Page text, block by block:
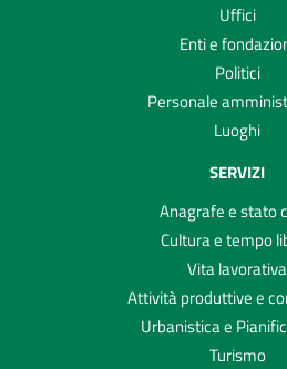
Uffici
Enti e
Politici
Personale
Luoghi
SERVIZI
Anagrafe e stato
Cultura e tempo
Vita lavorativa
Attività produttive e
Urbanistica e
Turismo